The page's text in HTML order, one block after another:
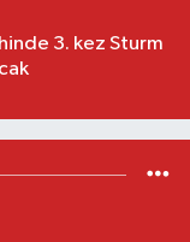
3. kez Sturm